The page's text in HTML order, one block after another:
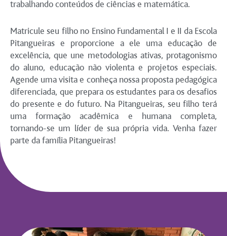
trabalhando conteúdos de ciências e matemática.
Matricule seu filho no Ensino Fundamental I e II da Escola
Pitangueiras e proporcione a ele uma educação de
excelência, que une metodologias ativas, protagonismo
do aluno, educação não violenta e projetos especiais.
Agende uma visita e conheça nossa proposta pedagógica
diferenciada, que prepara os estudantes para os desafios
do presente e do futuro. Na Pitangueiras, seu filho terá
uma formação acadêmica e humana completa,
tornando-se um líder de sua própria vida. Venha fazer
parte da família Pitangueiras!